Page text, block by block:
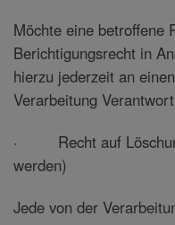
Möchte eine betroffene
Berichtigungsrecht in
hierzu jederzeit an
Verarbeitung
· Recht auf
werden)
Jede von der